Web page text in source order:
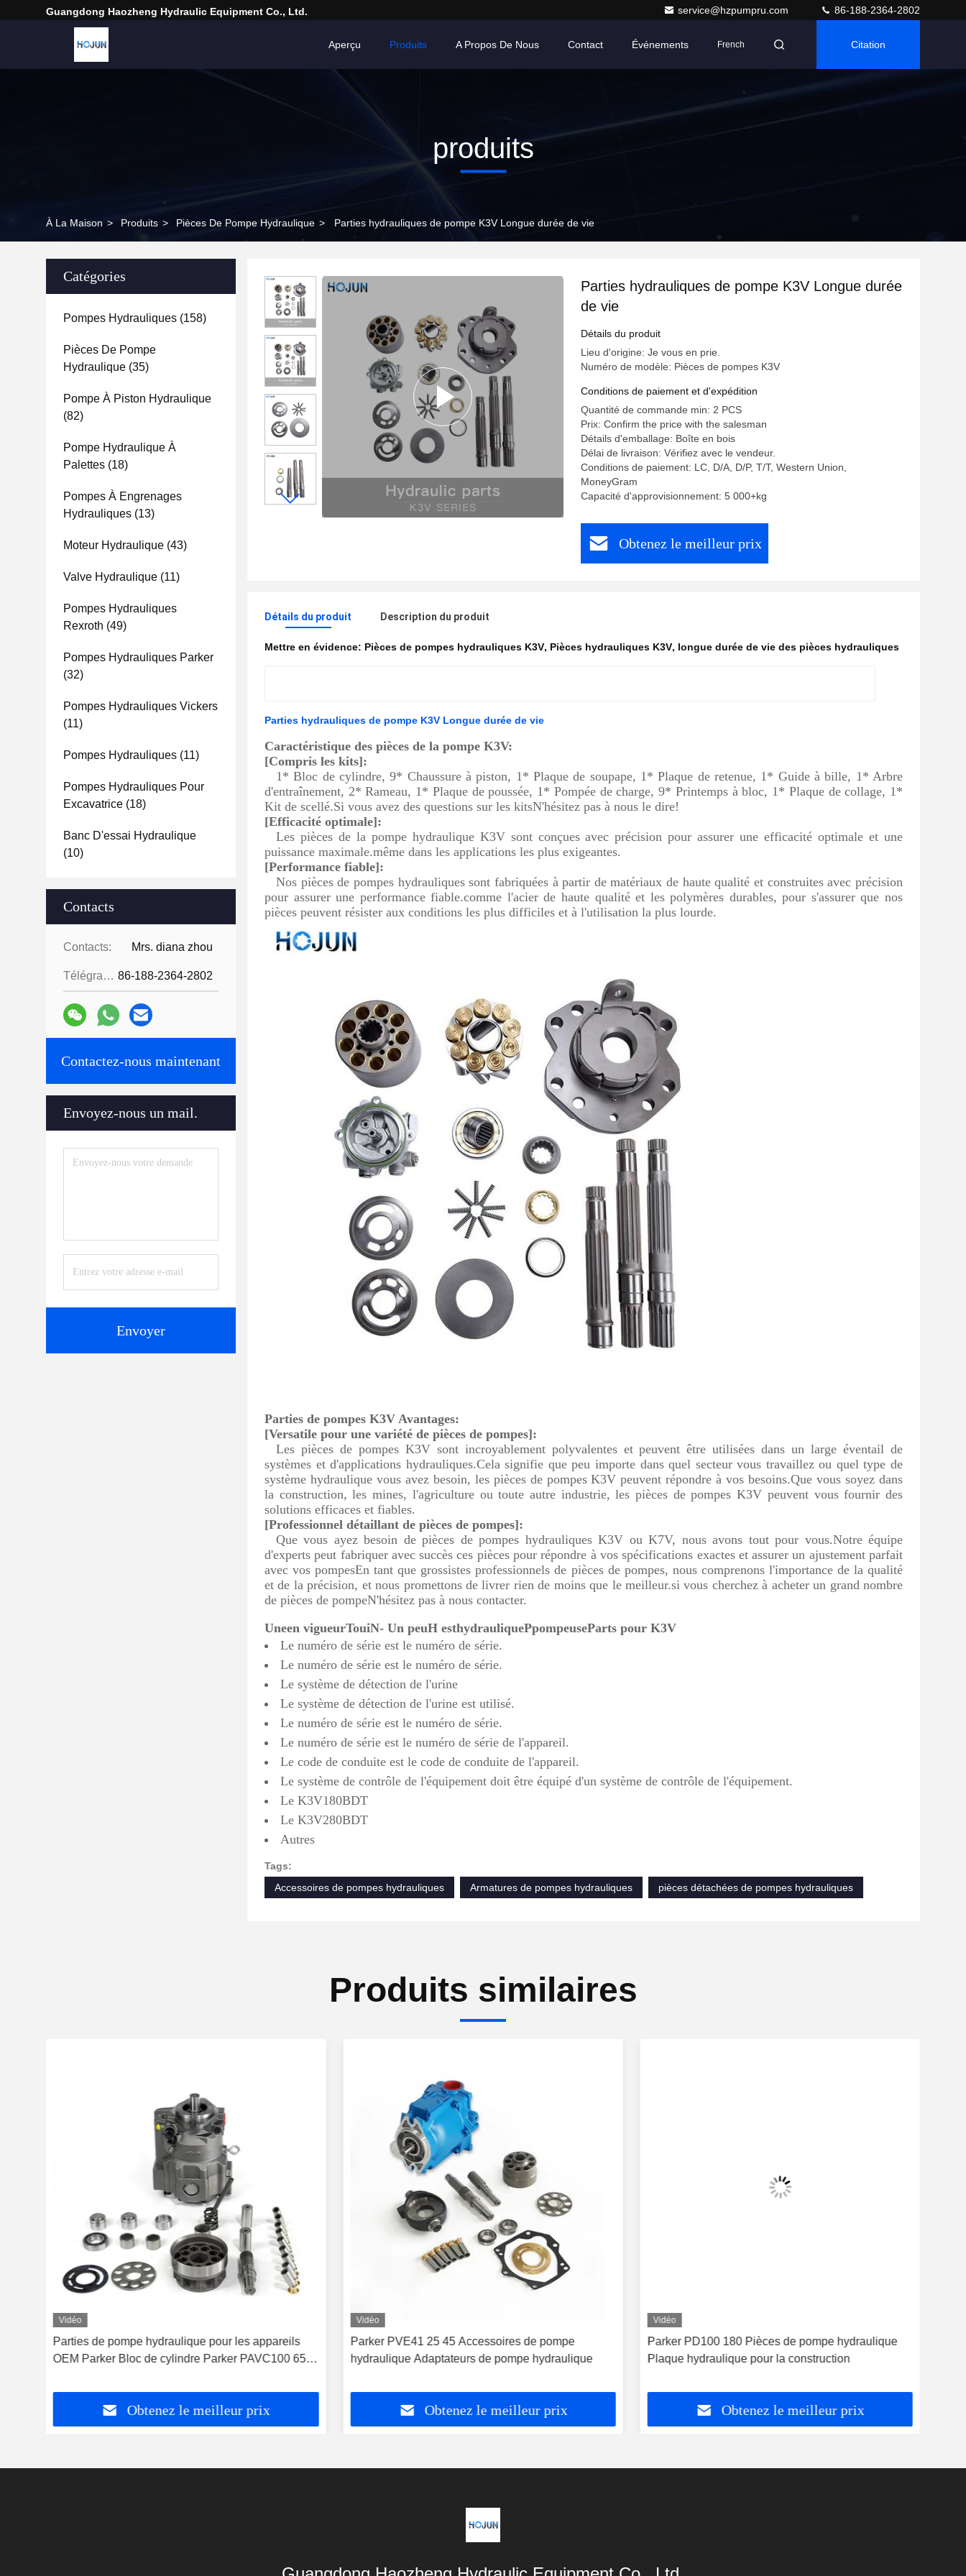
Guangdong Haozheng Hydraulic Equipment Co., Ltd. service@hzpumpru.com 86-188-2364-2802
Aperçu Produits A Propos De Nous Contact Événements French Citation
produits
À La Maison > Produits > Pièces De Pompe Hydraulique > Parties hydrauliques de pompe K3V Longue durée de vie
Catégories
Pompes Hydrauliques (158)
Pièces De Pompe
Hydraulique (35)
Pompe À Piston Hydraulique
(82)
Pompe Hydraulique À
Palettes (18)
Pompes À Engrenages
Hydrauliques (13)
Moteur Hydraulique (43)
Valve Hydraulique (11)
Pompes Hydrauliques
Rexroth (49)
Pompes Hydrauliques Parker
(32)
Pompes Hydrauliques Vickers
(11)
Pompes Hydrauliques (11)
Pompes Hydrauliques Pour
Excavatrice (18)
Banc D'essai Hydraulique
(10)
Contacts
Contacts: Mrs. diana zhou
Télégramme: 86-188-2364-2802
Contactez-nous maintenant
Envoyez-nous un mail.
Envoyer
Parties hydrauliques de pompe K3V Longue durée
de vie
Détails du produit
Lieu d'origine: Je vous en prie.
Numéro de modèle: Pièces de pompes K3V
Conditions de paiement et d'expédition
Quantité de commande min: 2 PCS
Prix: Confirm the price with the salesman
Détails d'emballage: Boîte en bois
Délai de livraison: Vérifiez avec le vendeur.
Conditions de paiement: LC, D/A, D/P, T/T, Western Union,
MoneyGram
Capacité d'approvisionnement: 5 000+kg
Obtenez le meilleur prix
Détails du produit Description du produit
Mettre en évidence: Pièces de pompes hydrauliques K3V, Pièces hydrauliques K3V, longue durée de vie des pièces hydrauliques
Parties hydrauliques de pompe K3V Longue durée de vie
Caractéristique des pièces de la pompe K3V:
[Compris les kits]:
1* Bloc de cylindre, 9* Chaussure à piston, 1* Plaque de soupape, 1* Plaque de retenue, 1* Guide à bille, 1* Arbre
d'entraînement, 2* Rameau, 1* Plaque de poussée, 1* Pompée de charge, 9* Printemps à bloc, 1* Plaque de collage, 1*
Kit de scellé.Si vous avez des questions sur les kitsN'hésitez pas à nous le dire!
[Efficacité optimale]:
Les pièces de la pompe hydraulique K3V sont conçues avec précision pour assurer une efficacité optimale et une
puissance maximale.même dans les applications les plus exigeantes.
[Performance fiable]:
Nos pièces de pompes hydrauliques sont fabriquées à partir de matériaux de haute qualité et construites avec précision
pour assurer une performance fiable.comme l'acier de haute qualité et les polymères durables, pour s'assurer que nos
pièces peuvent résister aux conditions les plus difficiles et à l'utilisation la plus lourde.
Parties de pompes K3V Avantages:
[Versatile pour une variété de pièces de pompes]:
Les pièces de pompes K3V sont incroyablement polyvalentes et peuvent être utilisées dans un large éventail de
systèmes et d'applications hydrauliques.Cela signifie que peu importe dans quel secteur vous travaillez ou quel type de
système hydraulique vous avez besoin, les pièces de pompes K3V peuvent répondre à vos besoins.Que vous soyez dans
la construction, les mines, l'agriculture ou toute autre industrie, les pièces de pompes K3V peuvent vous fournir des
solutions efficaces et fiables.
[Professionnel détaillant de pièces de pompes]:
Que vous ayez besoin de pièces de pompes hydrauliques K3V ou K7V, nous avons tout pour vous.Notre équipe
d'experts peut fabriquer avec succès ces pièces pour répondre à vos spécifications exactes et assurer un ajustement parfait
avec vos pompesEn tant que grossistes professionnels de pièces de pompes, nous comprenons l'importance de la qualité
et de la précision, et nous promettons de livrer rien de moins que le meilleur.si vous cherchez à acheter un grand nombre
de pièces de pompeN'hésitez pas à nous contacter.
Uneen vigueurTouiN- Un peuH esthydrauliquePpompeuseParts pour K3V
Le numéro de série est le numéro de série.
Le numéro de série est le numéro de série.
Le système de détection de l'urine
Le système de détection de l'urine est utilisé.
Le numéro de série est le numéro de série.
Le numéro de série est le numéro de série de l'appareil.
Le code de conduite est le code de conduite de l'appareil.
Le système de contrôle de l'équipement doit être équipé d'un système de contrôle de l'équipement.
Le K3V180BDT
Le K3V280BDT
Autres
Tags:
Accessoires de pompes hydrauliques
Armatures de pompes hydrauliques pièces détachées de pompes hydrauliques
Produits similaires
Vidéo
Parties de pompe hydraulique pour les appareils
OEM Parker Bloc de cylindre Parker PAVC100 65
Obtenez le meilleur prix
Vidéo
Parker PVE41 25 45 Accessoires de pompe
hydraulique Adaptateurs de pompe hydraulique
Obtenez le meilleur prix
Vidéo
Parker PD100 180 Pièces de pompe hydraulique
Plaque hydraulique pour la construction
Obtenez le meilleur prix